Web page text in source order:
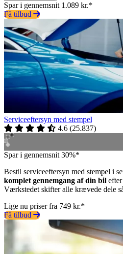
Spar i gennemsnit 1.089 kr.*
Få tilbud
Serviceeftersyn med stempel
4.6 (25.837)
Spar i gennemsnit 30%*
Bestil serviceeftersyn med stempel i
komplet gennemgang af din bil
Værkstedet skifter alle krævede dele
Lige nu priser fra 749 kr.*
Få tilbud